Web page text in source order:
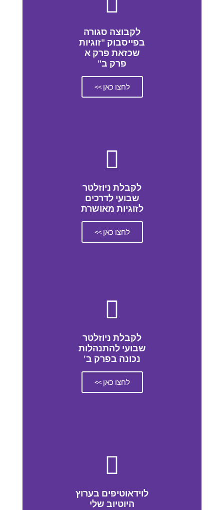
לקבוצה סגורה
בפייסבוק "זוגיות
שכזאת פרק א
פרק ב"
לחצו כאן >>
לקבלת ניוזלטר
שבועי לדרכים
לזוגיות מאושרת
לחצו כאן >>
לקבלת ניוזלטר
שבועי להתנהלות
נכונה בפרק ב'
לחצו כאן >>
לוידאוטיפים בערוץ
היוטיוב שלי